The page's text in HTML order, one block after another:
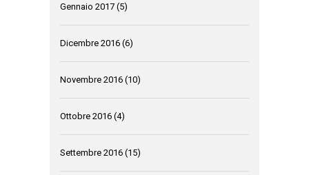
Gennaio 2017 (5)
Dicembre 2016 (6)
Novembre 2016 (10)
Ottobre 2016 (4)
Settembre 2016 (15)